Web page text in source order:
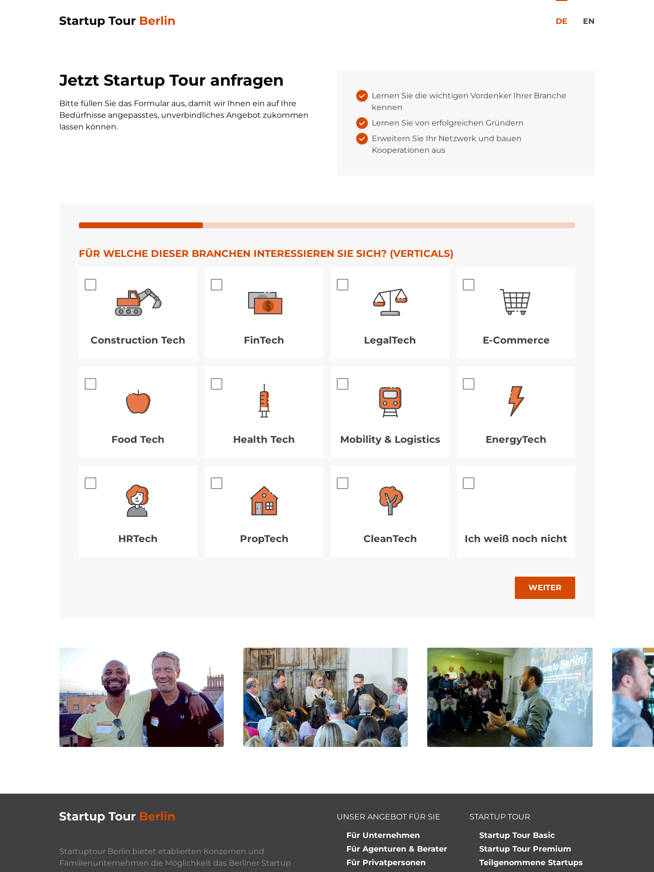
DE EN
Jetzt Startup Tour anfragen
Bitte füllen Sie das Formular aus, damit wir Ihnen ein auf Ihre
Bedürfnisse angepasstes, unverbindliches Angebot zukommen
lassen können.
Lernen Sie die wichtigen Vordenker Ihrer Branche
kennen
Lernen Sie von erfolgreichen Gründern
Erweitern Sie Ihr Netzwerk und bauen
Kooperationen aus
FÜR WELCHE DIESER BRANCHEN INTERESSIEREN SIE SICH? (VERTICALS)
Construction Tech FinTech LegalTech E-Commerce
Food Tech Health Tech Mobility & Logistics EnergyTech
HRTech PropTech CleanTech Ich weiß noch nicht
WEITER
UNSER ANGEBOT FÜR SIE
Für Unternehmen
Für Agenturen & Berater
Für Privatpersonen
STARTUP TOUR
Startup Tour Basic
Startup Tour Premium
Teilgenommene Startups
Startuptour Berlin bietet etablierten Konzernen und
Familienunternehmen die Möglichkeit das Berliner Startup